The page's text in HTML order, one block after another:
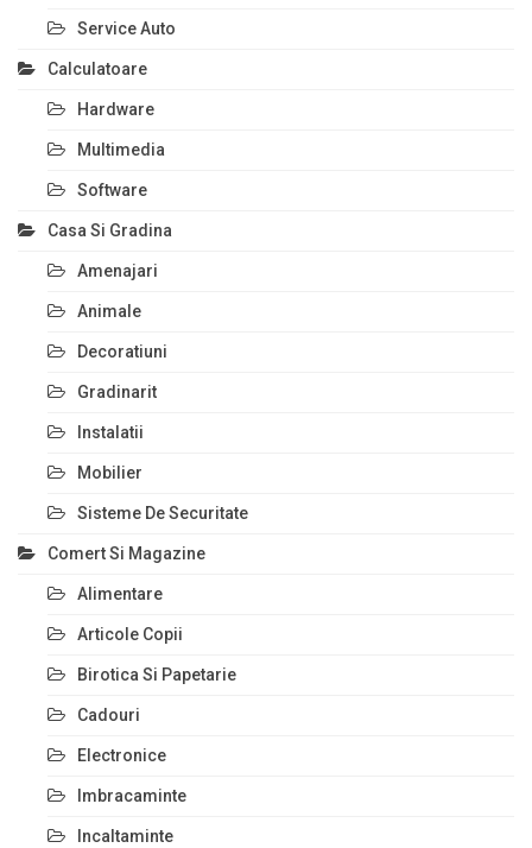
Service Auto
Calculatoare
Hardware
Multimedia
Software
Casa Si Gradina
Amenajari
Animale
Decoratiuni
Gradinarit
Instalatii
Mobilier
Sisteme De Securitate
Comert Si Magazine
Alimentare
Articole Copii
Birotica Si Papetarie
Cadouri
Electronice
Imbracaminte
Incaltaminte